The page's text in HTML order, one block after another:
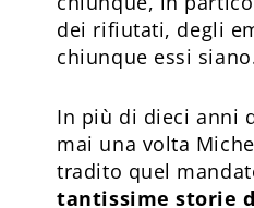
dei rifiutati, degli
chiunque essi
In più di dieci anni
mai una volta
tradito quel
tantissime storie